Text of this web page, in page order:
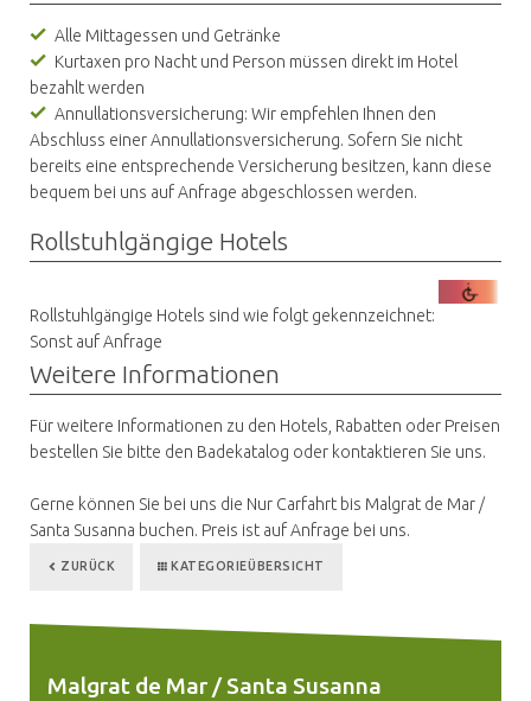
Alle Mittagessen und Getränke
Kurtaxen pro Nacht und Person müssen direkt im Hotel
bezahlt werden​​​​
Annullationsversicherung: Wir empfehlen Ihnen den
Abschluss einer Annullationsversicherung. Sofern Sie nicht
bereits eine entsprechende Versicherung besitzen, kann diese
bequem bei uns auf Anfrage abgeschlossen werden.
Rollstuhlgängige Hotels
Rollstuhlgängige Hotels sind wie folgt gekennzeichnet:
Sonst auf Anfrage
Weitere Informationen
Für weitere Informationen zu den Hotels, Rabatten oder Preisen
bestellen Sie bitte den Badekatalog oder kontaktieren Sie uns.
Gerne können Sie bei uns die Nur Carfahrt bis Malgrat de Mar /
Santa Susanna buchen. Preis ist auf Anfrage bei uns.
ZURÜCK KATEGORIEÜBERSICHT
Malgrat de Mar / Santa Susanna